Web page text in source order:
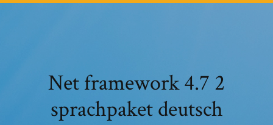
Net framework 4.7 2
sprachpaket deutsch